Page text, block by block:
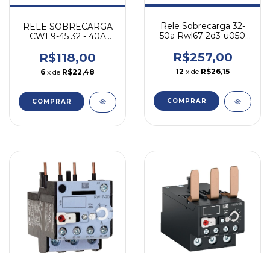
RELE SOBRECARGA
CWL9-45 32 - 40A
WEG
R$118,00
6 x de R$22,48
COMPRAR
Rele Sobrecarga 32-
50a Rwl67-2d3-u050
R$257,00
12 x de R$26,15
COMPRAR